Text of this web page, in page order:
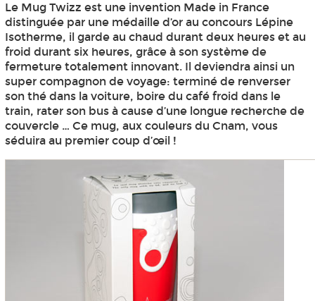
Le Mug Twizz est une invention Made in France
distinguée par une médaille d’or au concours Lépine
Isotherme, il garde au chaud durant deux heures et au
froid durant six heures, grâce à son système de
fermeture totalement innovant. Il deviendra ainsi un
super compagnon de voyage: terminé de renverser
son thé dans la voiture, boire du café froid dans le
train, rater son bus à cause d’une longue recherche de
couvercle … Ce mug, aux couleurs du Cnam, vous
séduira au premier coup d’œil !